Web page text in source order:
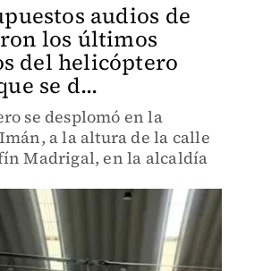
audios de
los últimos
del helicóptero
se d...
se desplomó en la
a la altura de la calle
Madrigal, en la alcaldía